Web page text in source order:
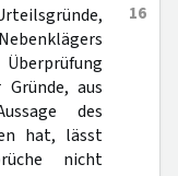
16
aus
des
hat, lässt
nicht